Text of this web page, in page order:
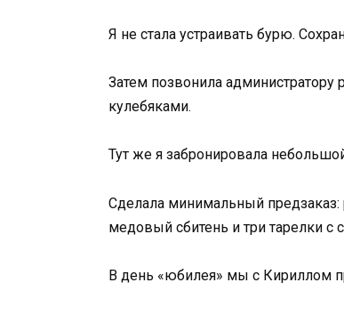
Я не стала устраивать бурю.
Затем позвонила
кулебяками.
Тут же я забронировала
Сделала минимальный
медовый сбитень и три тарелки с
В день «юбилея» мы с Кириллом